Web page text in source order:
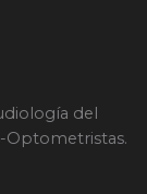
del
Optometristas.